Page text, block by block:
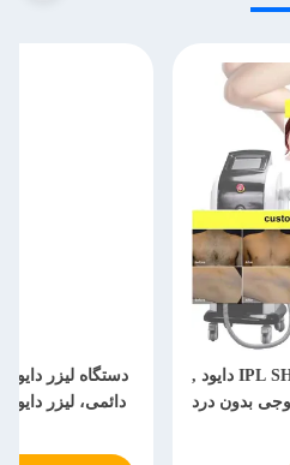
لیزر موهای زائد صورت IPL SHR دایود ,
دائمی، لیزر